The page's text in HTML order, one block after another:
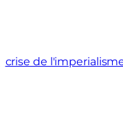
crise de